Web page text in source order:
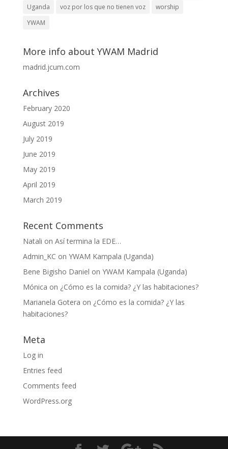
Uganda
voz por los que no tienen voz
worship
YWAM
More info about YWAM Madrid
madrid.jcum.com
Archives
February 2020
August 2019
July 2019
June 2019
May 2019
April 2019
March 2019
Recent Comments
Natali on Así termina la EDE…
Admin_KC on YWAM Kampala (Uganda)
Bene Bigisho Daniel on YWAM Kampala (Uganda)
Mónica on ¿Cómo es la comida? ¿Y las habitaciones?
Marianela Gotera on ¿Cómo es la comida? ¿Y las
habitaciones?
Meta
Log in
Entries feed
Comments feed
WordPress.org